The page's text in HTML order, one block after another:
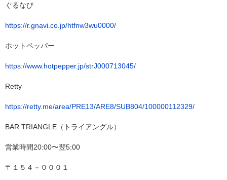
ぐるなび
https://r.gnavi.co.jp/htfnw3wu0000/
ホットペッパー
https://www.hotpepper.jp/strJ000713045/
Retty
https://retty.me/area/PRE13/ARE8/SUB804/100000112329/
BAR TRIANGLE（トライアングル）
営業時間20:00〜翌5:00
〒１５４－０００１